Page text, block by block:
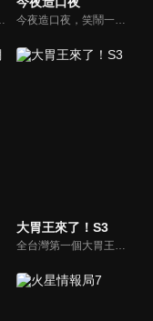
今夜造口夜，笑鬧一整夜。以網路自製嘲諷節目走紅、在網路擁有廣大支持群眾和影響力的主播「視網膜」，藉此一揉合綜藝與喜劇之談話性節目，帶觀眾以輕鬆之方式，瞭解時下最熱門、最能引起共鳴的社會議題、現象和人物。 多元的切入角度、最輕鬆易懂的議題剖析、言論尺度不設限！
大胃王來了！S3
全台灣第一個大胃王美食節目，由主持人帶領大胃王們及名人來賓吃遍台灣美食，每趟旅程都有不同的美食主題以及遊戲互動，並藉由大胃王幸福地享用，讓觀眾深刻了解台灣美食文化的豐富特色！